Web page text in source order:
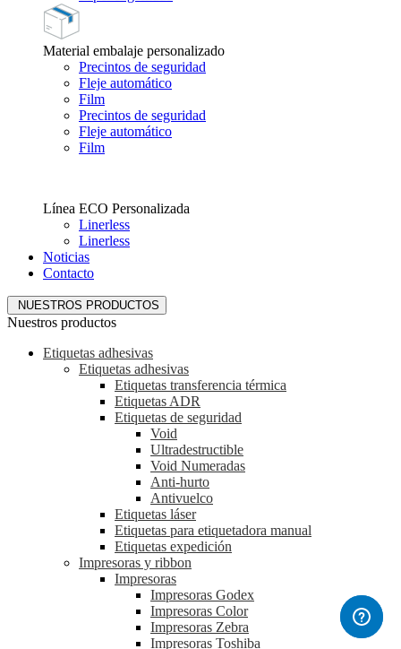
Material embalaje personalizado
Precintos de seguridad
Fleje automático
Film
Precintos de seguridad
Fleje automático
Film
Línea ECO Personalizada
Linerless
Linerless
Noticias
Contacto
NUESTROS PRODUCTOS
Nuestros productos
Etiquetas adhesivas
Etiquetas adhesivas
Etiquetas transferencia térmica
Etiquetas ADR
Etiquetas de seguridad
Void
Ultradestructible
Void Numeradas
Anti-hurto
Antivuelco
Etiquetas láser
Etiquetas para etiquetadora manual
Etiquetas expedición
Impresoras y ribbon
Impresoras
Impresoras Godex
Impresoras Color
Impresoras Zebra
Impresoras Toshiba